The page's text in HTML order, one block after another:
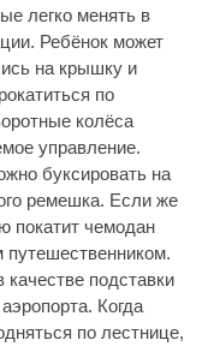
легко менять в
Ребёнок может
на крышку и
по
колёса
управление.
буксировать на
ремешка. Если же
покатит чемодан
путешественником.
подставки
Когда
по лестнице,